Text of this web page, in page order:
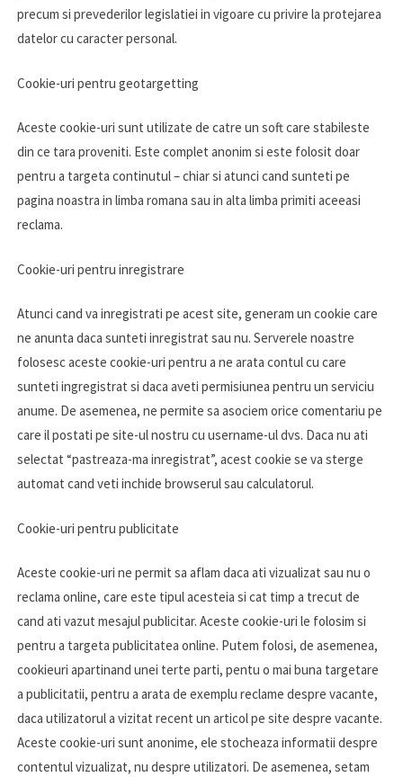
precum si prevederilor legislatiei in vigoare cu privire la protejarea
datelor cu caracter personal.
Cookie-uri pentru geotargetting
Aceste cookie-uri sunt utilizate de catre un soft care stabileste
din ce tara proveniti. Este complet anonim si este folosit doar
pentru a targeta continutul – chiar si atunci cand sunteti pe
pagina noastra in limba romana sau in alta limba primiti aceeasi
reclama.
Cookie-uri pentru inregistrare
Atunci cand va inregistrati pe acest site, generam un cookie care
ne anunta daca sunteti inregistrat sau nu. Serverele noastre
folosesc aceste cookie-uri pentru a ne arata contul cu care
sunteti ingregistrat si daca aveti permisiunea pentru un serviciu
anume. De asemenea, ne permite sa asociem orice comentariu pe
care il postati pe site-ul nostru cu username-ul dvs. Daca nu ati
selectat “pastreaza-ma inregistrat”, acest cookie se va sterge
automat cand veti inchide browserul sau calculatorul.
Cookie-uri pentru publicitate
Aceste cookie-uri ne permit sa aflam daca ati vizualizat sau nu o
reclama online, care este tipul acesteia si cat timp a trecut de
cand ati vazut mesajul publicitar. Aceste cookie-uri le folosim si
pentru a targeta publicitatea online. Putem folosi, de asemenea,
cookieuri apartinand unei terte parti, pentu o mai buna targetare
a publicitatii, pentru a arata de exemplu reclame despre vacante,
daca utilizatorul a vizitat recent un articol pe site despre vacante.
Aceste cookie-uri sunt anonime, ele stocheaza informatii despre
contentul vizualizat, nu despre utilizatori. De asemenea, setam